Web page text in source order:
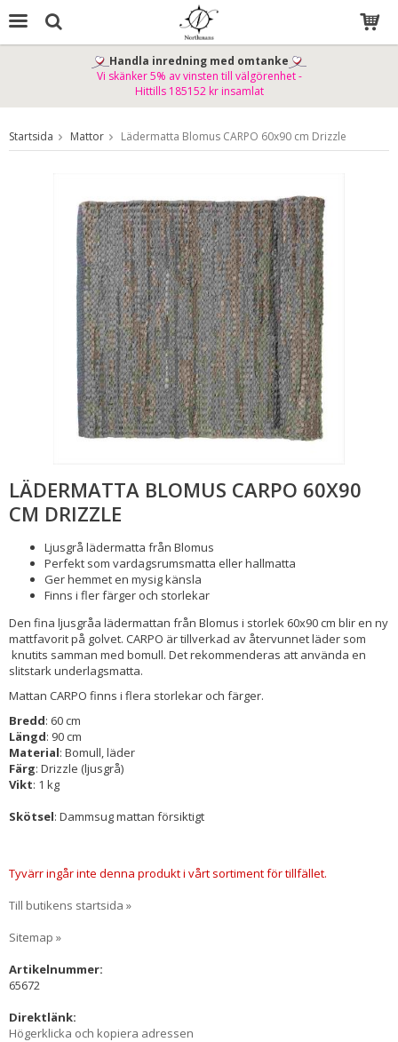
Produkten har blivit tillagd i varukorgen
Handla inredning med omtanke
Vi skänker 5% av vinsten till välgörenhet -
Hittills 185152 kr insamlat
Startsida Mattor Lädermatta Blomus CARPO 60x90 cm Drizzle
LÄDERMATTA BLOMUS CARPO 60X90
CM DRIZZLE
Ljusgrå lädermatta från Blomus
Perfekt som vardagsrumsmatta eller hallmatta
Ger hemmet en mysig känsla
Finns i fler färger och storlekar
Den fina ljusgråa lädermattan från Blomus i storlek 60x90 cm blir en ny
mattfavorit på golvet. CARPO är tillverkad av återvunnet läder som
knutits samman med bomull. Det rekommenderas att använda en
slitstark underlagsmatta.
Mattan CARPO finns i flera storlekar och färger.
Bredd: 60 cm
Längd: 90 cm
Material: Bomull, läder
Färg: Drizzle (ljusgrå)
Vikt: 1 kg
Skötsel: Dammsug mattan försiktigt
Tyvärr ingår inte denna produkt i vårt sortiment för tillfället.
Till butikens startsida »
Sitemap »
Artikelnummer:
65672
Direktlänk:
Högerklicka och kopiera adressen